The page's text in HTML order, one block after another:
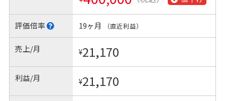
評価倍率 19ヶ月 （直近利益）
売上/月 ¥21,170
利益/月 ¥21,170